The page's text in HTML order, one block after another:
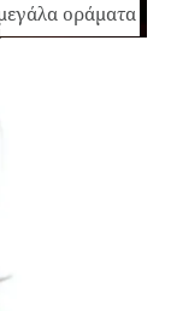
οράματα